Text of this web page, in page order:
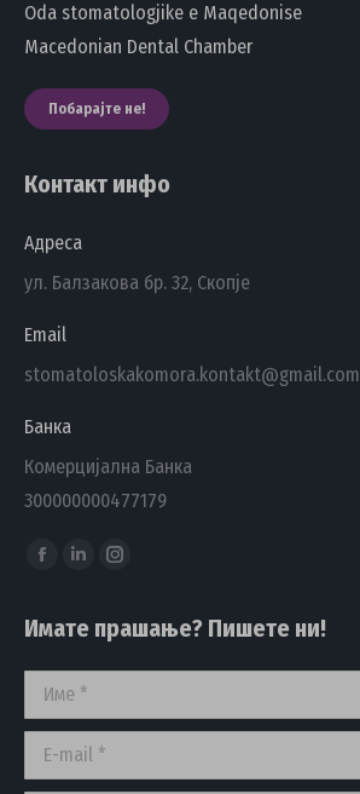
Oda stomatologjike e Maqedonise
Macedonian Dental Chamber
Побарајте не!
Контакт инфо
Адреса
ул. Балзакова бр. 32, Скопје
Email
stomatoloskakomora.kontakt@gmail.com
Банка
Комерцијална Банка
300000000477179
Find us on:
Facebook
opens
new
window
Linkedin
opens
new
window
Instagram
opens
window
Имате прашање? Пишете ни!
Име *
E-mail *